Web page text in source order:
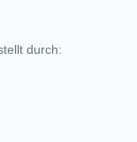
durch: